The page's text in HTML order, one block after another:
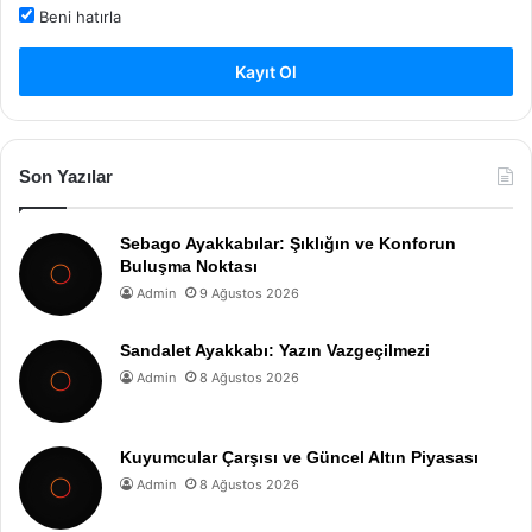
Beni hatırla
Kayıt Ol
Son Yazılar
Sebago Ayakkabılar: Şıklığın ve Konforun
Buluşma Noktası
Admin 9 Ağustos 2026
Sandalet Ayakkabı: Yazın Vazgeçilmezi
Admin 8 Ağustos 2026
Kuyumcular Çarşısı ve Güncel Altın Piyasası
Admin 8 Ağustos 2026